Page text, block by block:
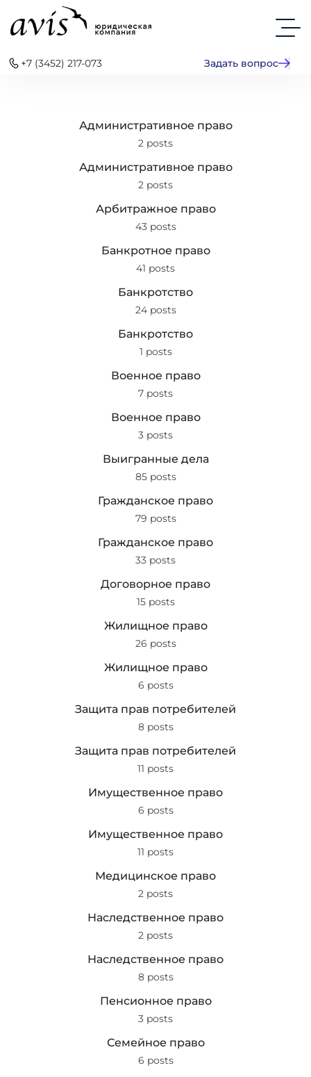
+7 (3452) 217-073 Задать вопрос
Административное право
2 posts
Административное право
2 posts
Арбитражное право
43 posts
Банкротное право
41 posts
Банкротство
24 posts
Банкротство
1 posts
Военное право
7 posts
Военное право
3 posts
Выигранные дела
85 posts
Гражданское право
79 posts
Гражданское право
33 posts
Договорное право
15 posts
Жилищное право
26 posts
Жилищное право
6 posts
Защита прав потребителей
8 posts
Защита прав потребителей
11 posts
Имущественное право
6 posts
Имущественное право
11 posts
Медицинское право
2 posts
Наследственное право
2 posts
Наследственное право
8 posts
Пенсионное право
3 posts
Семейное право
6 posts